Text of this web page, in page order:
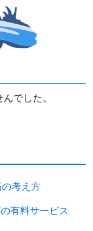
でした。
考え方
有料サービス